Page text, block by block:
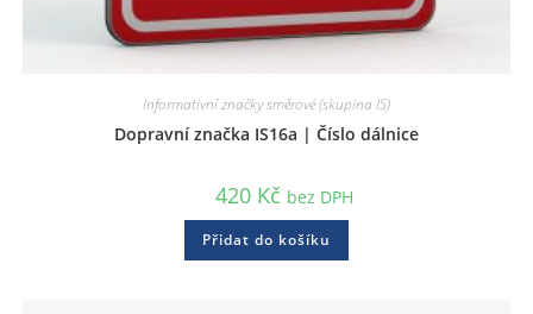
Informativní značky směrové (skupina IS)
Dopravní značka IS16a | Číslo dálnice
420 Kč bez DPH
Přidat do košíku